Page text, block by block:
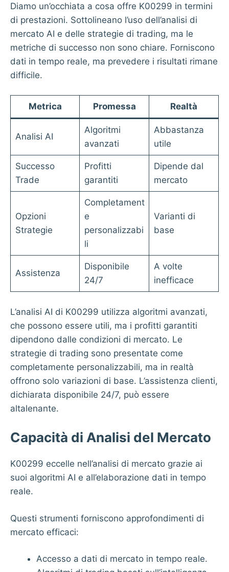
Diamo un’occhiata a cosa offre K00299 in termini
di prestazioni. Sottolineano l’uso dell’analisi di
mercato AI e delle strategie di trading, ma le
metriche di successo non sono chiare. Forniscono
dati in tempo reale, ma prevedere i risultati rimane
difficile.
Metrica Promessa Realtà
Analisi AI
Algoritmi
avanzati
Abbastanza
utile
Successo
Trade
Profitti
garantiti
Dipende dal
mercato
Opzioni
Strategie
Completament
e
personalizzabi
li
Varianti di
base
Assistenza
Disponibile
24/7
A volte
inefficace
L’analisi AI di K00299 utilizza algoritmi avanzati,
che possono essere utili, ma i profitti garantiti
dipendono dalle condizioni di mercato. Le
strategie di trading sono presentate come
completamente personalizzabili, ma in realtà
offrono solo variazioni di base. L’assistenza clienti,
dichiarata disponibile 24/7, può essere
altalenante.
Capacità di Analisi del Mercato
K00299 eccelle nell’analisi di mercato grazie ai
suoi algoritmi AI e all’elaborazione dati in tempo
reale.
Questi strumenti forniscono approfondimenti di
mercato efficaci:
Accesso a dati di mercato in tempo reale.